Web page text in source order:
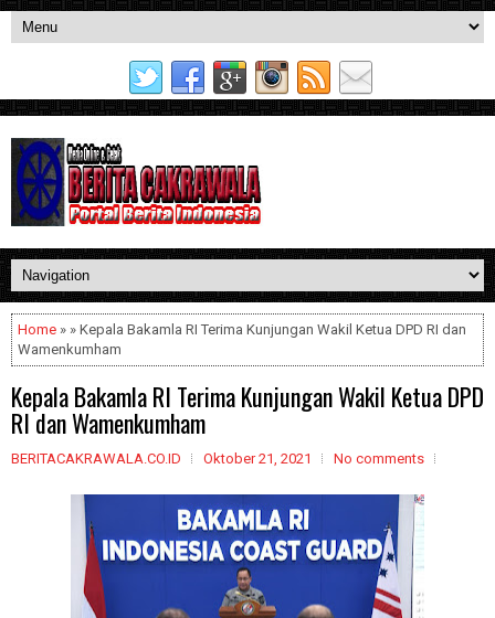
Home » » Kepala Bakamla RI Terima Kunjungan Wakil Ketua DPD RI dan
Wamenkumham
Kepala Bakamla RI Terima Kunjungan Wakil Ketua DPD
RI dan Wamenkumham
BERITACAKRAWALA.CO.ID Oktober 21, 2021 No comments